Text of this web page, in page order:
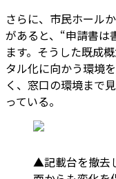
さらに、市民ホール
があると、“申請書は
ます。そうした既成
タル化に向かう環境
く、窓口の環境まで
っている。
▲記載台を撤去